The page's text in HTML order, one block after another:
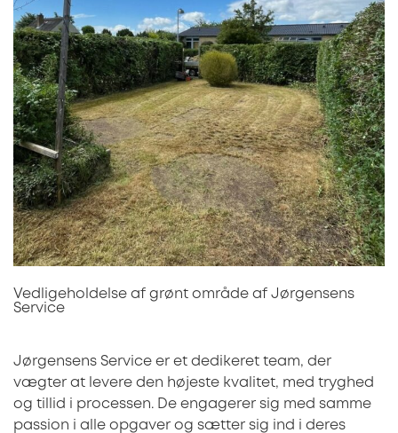
Vedligeholdelse af grønt område af Jørgensens
Service
Jørgensens Service er et dedikeret team, der
vægter at levere den højeste kvalitet, med tryghed
og tillid i processen. De engagerer sig med samme
passion i alle opgaver og sætter sig ind i deres